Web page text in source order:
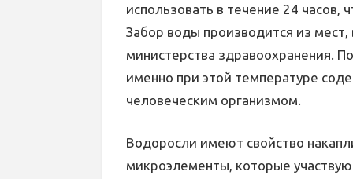
использовать в течение 24 часов,
Забор воды производится из
министерства здравоохранения.
именно при этой температуре
человеческим организмом.
Водоросли имеют свойство
микроэлементы, которые